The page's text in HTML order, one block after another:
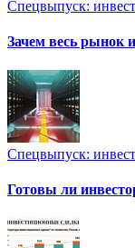
Спецвыпуск:
Зачем весь рынок
Спецвыпуск:
Готовы ли